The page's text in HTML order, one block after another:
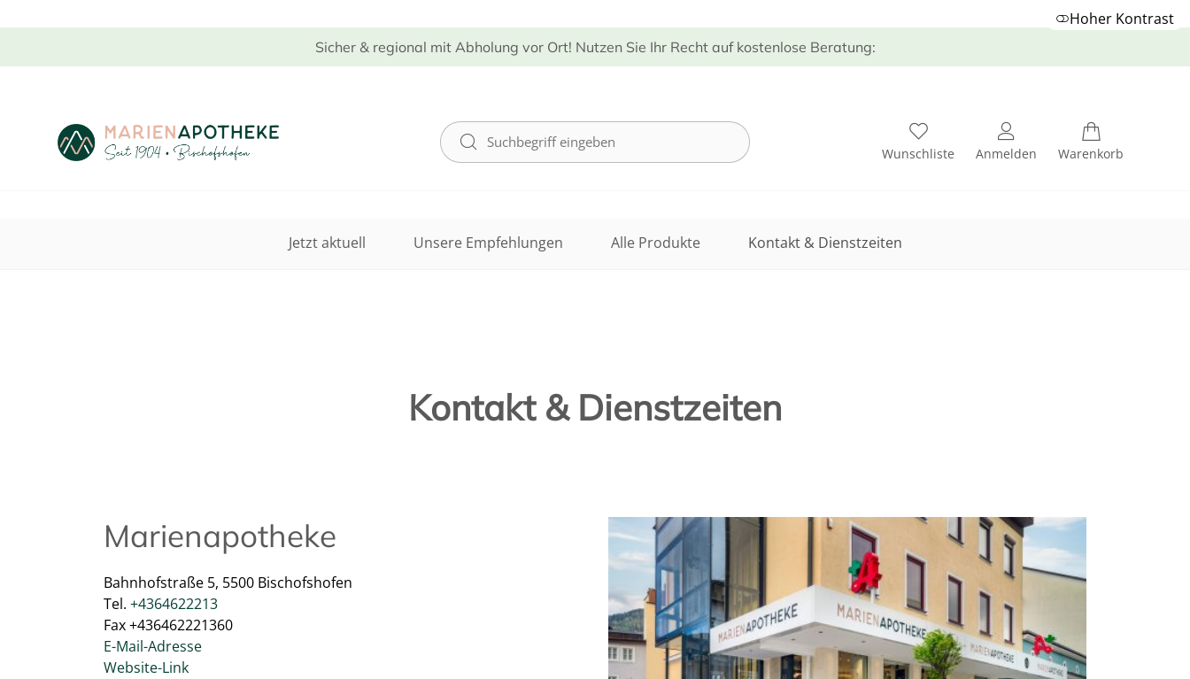
Sicher & regional mit Abholung vor Ort! Nutzen Sie Ihr Recht auf kostenlose Beratung:
Hoher Kontrast
Wunschliste Anmelden Warenkorb
Jetzt aktuell Unsere Empfehlungen Alle Produkte Kontakt & Dienstzeiten
Kontakt & Dienstzeiten
Marienapotheke
Bahnhofstraße 5, 5500 Bischofshofen
Tel. +4364622213
Fax +436462221360
E-Mail-Adresse
Website-Link